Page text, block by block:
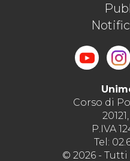
Corso di
P.IVA
Tel:
© 2026 -